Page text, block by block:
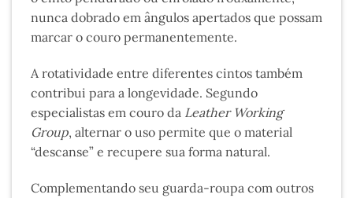
nunca dobrado em ângulos apertados que possam
marcar o couro permanentemente.
A rotatividade entre diferentes cintos também
contribui para a longevidade. Segundo
especialistas em couro da Leather Working
Group, alternar o uso permite que o material
“descanse” e recupere sua forma natural.
Complementando seu guarda-roupa com outros